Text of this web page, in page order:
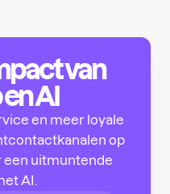
van
AI
en meer loyale
op
een uitmuntende
AI.